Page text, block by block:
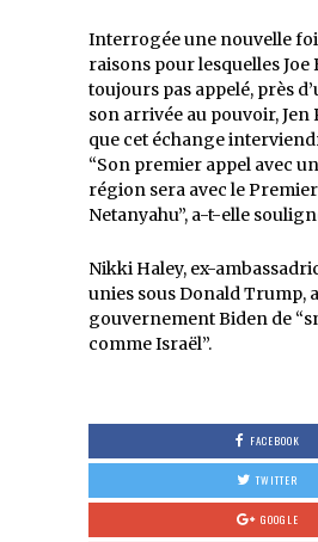
Interrogée une nouvelle
raisons pour lesquelles Joe
toujours pas appelé, près
son arrivée au pouvoir, Jen
que cet échange
“Son premier appel avec
région sera avec le
Netanyahu”, a-t-elle
Nikki Haley, ex-
unies sous Donald Trump,
gouvernement Biden de
comme Israël”.
FACEBOOK
TWITTER
GOOGLE